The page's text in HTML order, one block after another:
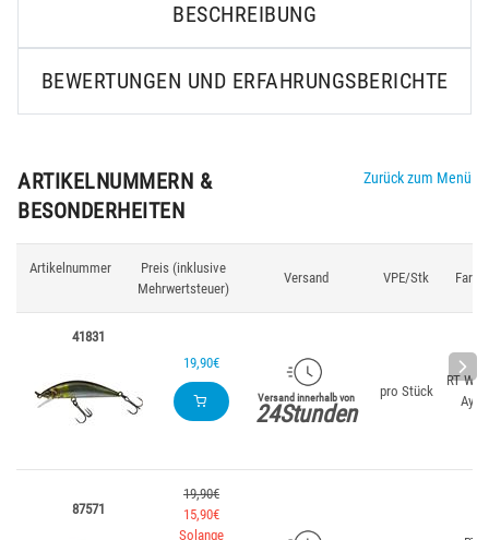
BESCHREIBUNG
BEWERTUNGEN UND ERFAHRUNGSBERICHTE
ARTIKELNUMMERN &
BESONDERHEITEN
Zurück zum Menü
Artikelnummer
Preis (inklusive
Mehrwertsteuer)
Versand VPE/Stk Farbe
41831
19,90€
Versand innerhalb von
24Stunden
pro Stück
RT
Ayu
87571
19,90€
15,90€
Solange